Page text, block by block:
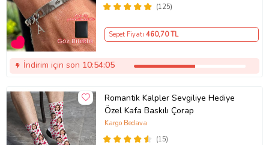
(125)
Sepet Fiyatı 460,70 TL
İndirim için son 10:54:05
Romantik Kalpler Sevgiliye Hediye
Özel Kafa Baskılı Çorap
(15)
Kargo Bedava